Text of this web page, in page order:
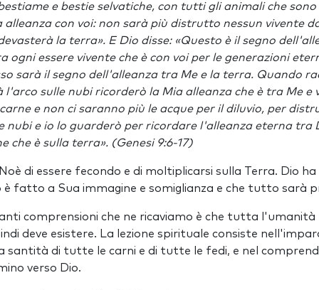
e bestie selvatiche, con tutti gli animali che
alleanza con voi: non sarà più distrutto nessun vivente
la terra». E Dio disse: «Questo è il segno
ogni essere vivente che è con voi per le generazioni
sarà il segno dell'alleanza tra Me e la terra. Quando
sulle nubi ricorderò la Mia alleanza che è tra Me e
e non ci saranno più le acque per il diluvio, per
nubi e io lo guarderò per ricordare l'alleanza eterna tra
che è sulla terra». (Genesi 9:6-17)
di essere fecondo e di moltiplicarsi sulla Terra. Dio
fatto a Sua immagine e somiglianza e che tutto sarà
comprensioni che ne ricaviamo è che tutta l'umanità
deve esistere. La lezione spirituale consiste
santità di tutte le carni e di tutte le fedi, e nel
verso Dio.